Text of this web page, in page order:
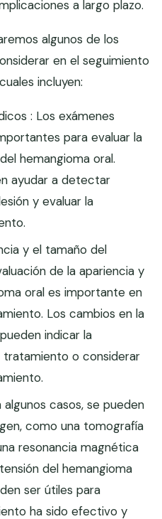
a largo plazo.
algunos de los
en el seguimiento
incluyen:
: Los exámenes
para evaluar la
hemangioma oral.
ayudar a detectar
y evaluar la
y el tamaño del
de la apariencia y
oral es importante en
Los cambios en la
indicar la
o considerar
casos, se pueden
como una tomografía
resonancia magnética
del hemangioma
ser útiles para
ha sido efectivo y